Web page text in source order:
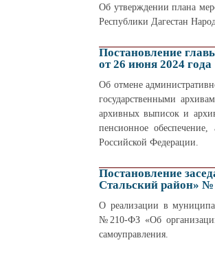
Об утверждении плана
Республики Дагестан
Постановление
от 26 июня 2024 года
Об отмене
государственными
архивных выписок и
пенсионное
Российской Федерации.
Постановление
Стальский район» №
О реализации в
№210-ФЗ «Об
самоуправления.